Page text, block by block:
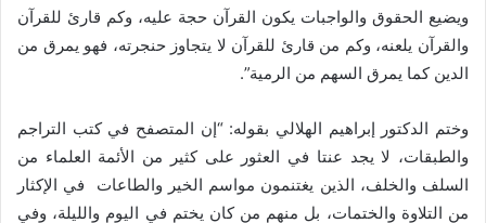
ويضيع الحقوق والواجبات يكون القرآن حجة عليه، وكم قارئ للقرآن
والقرآن يلعنه، وكم من قارئ للقرآن لا يتجاوز حنجرته، فهو يمرق من
الدين كما يمرق السهم من الرمية”.
وختم الدكتور إبراهيم الهلالي بقوله: “إن المتصفح في كتب التراجم
والطبقات، لا يجد عنتا في العثور على كثير من الأئمة العلماء من
السلف والخلف، الذين يغتنمون مواسم الخير والطاعات في الإكثار
من التلاوة والختمات، بل منهم من كان يختم في اليوم والليلة، وفي